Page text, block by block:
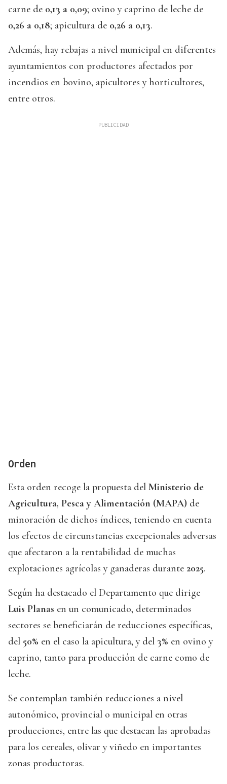
carne de 0,13 a 0,09; ovino y caprino de leche de
0,26 a 0,18; apicultura de 0,26 a 0,13.
Además, hay rebajas a nivel municipal en diferentes
ayuntamientos con productores afectados por
incendios en bovino, apicultores y horticultores,
entre otros.
Orden
Esta orden recoge la propuesta del Ministerio de
Agricultura, Pesca y Alimentación (MAPA) de
minoración de dichos índices, teniendo en cuenta
los efectos de circunstancias excepcionales adversas
que afectaron a la rentabilidad de muchas
explotaciones agrícolas y ganaderas durante 2025.
Según ha destacado el Departamento que dirige
Luis Planas en un comunicado, determinados
sectores se beneficiarán de reducciones específicas,
del 50% en el caso la apicultura, y del 3% en ovino y
caprino, tanto para producción de carne como de
leche.
Se contemplan también reducciones a nivel
autonómico, provincial o municipal en otras
producciones, entre las que destacan las aprobadas
para los cereales, olivar y viñedo en importantes
zonas productoras.